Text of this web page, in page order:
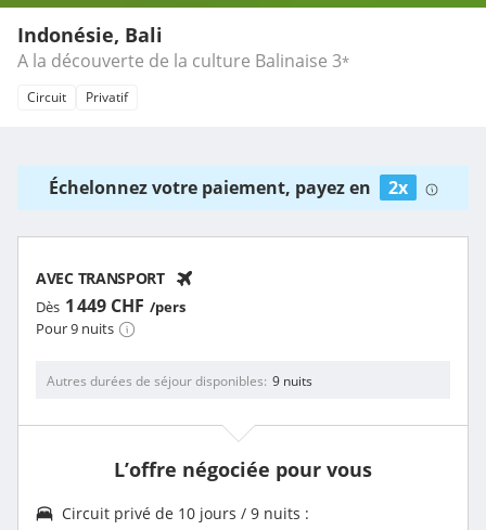
Indonésie, Bali
A la découverte de la culture Balinaise 3*
Circuit Privatif
Échelonnez votre paiement, payez en 2x
AVEC TRANSPORT
Dès 1 449 CHF /pers
Pour 9 nuits
Autres durées de séjour disponibles 9 nuits
L’offre négociée pour vous
Circuit privé de 10 jours / 9 nuits :